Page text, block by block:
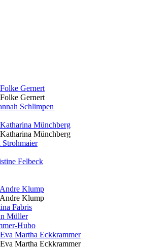
Gernert
Gernert
Schlimpen
Münchberg
Münchberg
Felbeck
Klump
Klump
Fabris
Müller
Hubo
Martha Eckkrammer
Martha Eckkrammer